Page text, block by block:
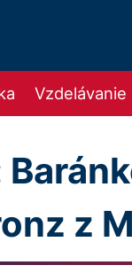
Vzdelávanie
z